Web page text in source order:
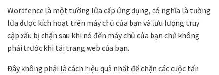
Wordfence là một tường lửa cấp ứng dụng, có nghĩa là tường
lửa được kích hoạt trên máy chủ của bạn và lưu lượng truy
cập xấu bị chặn sau khi nó đến máy chủ của bạn chứ không
phải trước khi tải trang web của bạn.
Đây không phải là cách hiệu quả nhất để chặn các cuộc tấn